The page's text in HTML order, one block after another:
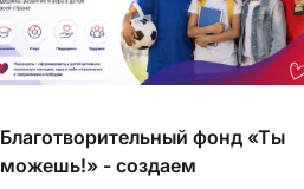
Благотворительный фонд «Ты
можешь!» - создаем